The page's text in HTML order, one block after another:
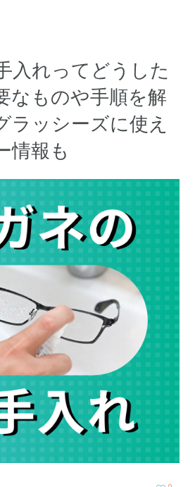
入れってどうした
なものや手順を解
ラッシーズに使え
情報も